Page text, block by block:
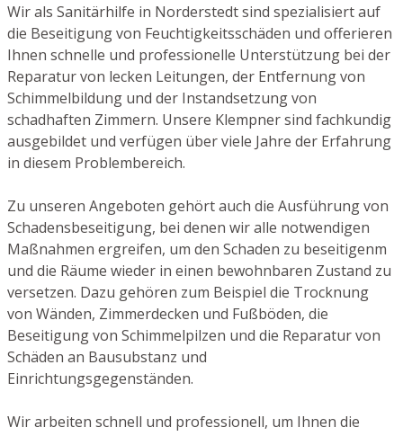
Wir als Sanitärhilfe in Norderstedt sind spezialisiert auf
die Beseitigung von Feuchtigkeitsschäden und offerieren
Ihnen schnelle und professionelle Unterstützung bei der
Reparatur von lecken Leitungen, der Entfernung von
Schimmelbildung und der Instandsetzung von
schadhaften Zimmern. Unsere Klempner sind fachkundig
ausgebildet und verfügen über viele Jahre der Erfahrung
in diesem Problembereich.
Zu unseren Angeboten gehört auch die Ausführung von
Schadensbeseitigung, bei denen wir alle notwendigen
Maßnahmen ergreifen, um den Schaden zu beseitigenm
und die Räume wieder in einen bewohnbaren Zustand zu
versetzen. Dazu gehören zum Beispiel die Trocknung
von Wänden, Zimmerdecken und Fußböden, die
Beseitigung von Schimmelpilzen und die Reparatur von
Schäden an Bausubstanz und
Einrichtungsgegenständen.
Wir arbeiten schnell und professionell, um Ihnen die